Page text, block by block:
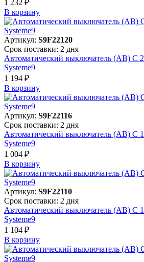
1 232 ₽
В корзинy
Артикул: S9F22120
Срок поставки: 2 дня
Автоматический выключатель (АВ) C
Systeme9
1 194 ₽
В корзинy
Артикул: S9F22116
Срок поставки: 2 дня
Автоматический выключатель (АВ) C
Systeme9
1 004 ₽
В корзинy
Артикул: S9F22110
Срок поставки: 2 дня
Автоматический выключатель (АВ) C
Systeme9
1 104 ₽
В корзинy